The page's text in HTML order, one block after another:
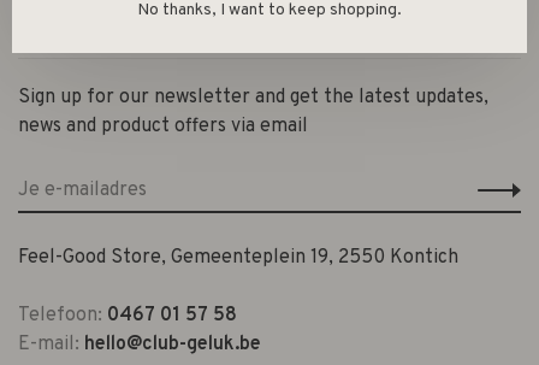
Contact en openingsuren
Sign up for our newsletter and get the latest updates,
news and product offers via email
Feel-Good Store, Gemeenteplein 19, 2550 Kontich
Telefoon: 0467 01 57 58
E-mail: hello@club-geluk.be
No thanks, I want to keep shopping.